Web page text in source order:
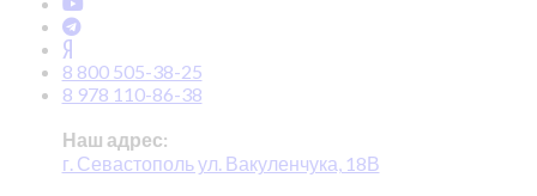
8 800 505-38-25
8 978 110-86-38
Наш адрес:
г. Севастополь ул. Вакуленчука, 18В